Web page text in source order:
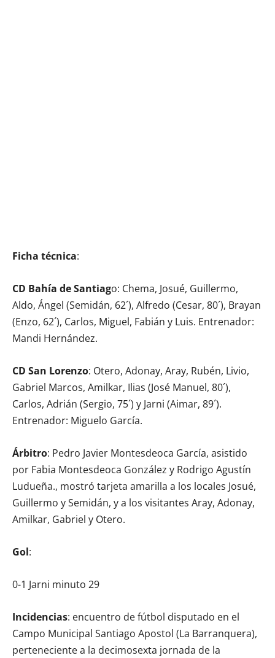
Ficha técnica:
CD Bahía de Santiago: Chema, Josué, Guillermo,
Aldo, Ángel (Semidán, 62´), Alfredo (Cesar, 80´), Brayan
(Enzo, 62´), Carlos, Miguel, Fabián y Luis. Entrenador:
Mandi Hernández.
CD San Lorenzo: Otero, Adonay, Aray, Rubén, Livio,
Gabriel Marcos, Amilkar, Ilias (José Manuel, 80´),
Carlos, Adrián (Sergio, 75´) y Jarni (Aimar, 89´).
Entrenador: Miguelo García.
Árbitro: Pedro Javier Montesdeoca García, asistido
por Fabia Montesdeoca González y Rodrigo Agustín
Ludueña., mostró tarjeta amarilla a los locales Josué,
Guillermo y Semidán, y a los visitantes Aray, Adonay,
Amilkar, Gabriel y Otero.
Gol:
0-1 Jarni minuto 29
Incidencias: encuentro de fútbol disputado en el
Campo Municipal Santiago Apostol (La Barranquera),
perteneciente a la decimosexta jornada de la